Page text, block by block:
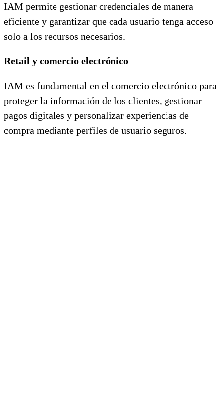
IAM permite gestionar credenciales de manera
eficiente y garantizar que cada usuario tenga acceso
solo a los recursos necesarios.
Retail y comercio electrónico
IAM es fundamental en el comercio electrónico para
proteger la información de los clientes, gestionar
pagos digitales y personalizar experiencias de
compra mediante perfiles de usuario seguros.